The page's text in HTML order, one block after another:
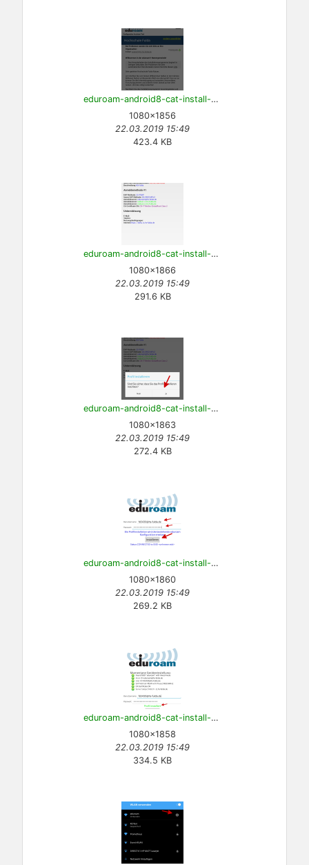
eduroam-android8-cat-install-7.png
1080×1856
22.03.2019 15:49
423.4 KB
eduroam-android8-cat-install-8.png
1080×1866
22.03.2019 15:49
291.6 KB
eduroam-android8-cat-install-9.png
1080×1863
22.03.2019 15:49
272.4 KB
eduroam-android8-cat-install-10.png
1080×1860
22.03.2019 15:49
269.2 KB
eduroam-android8-cat-install-11.png
1080×1858
22.03.2019 15:49
334.5 KB